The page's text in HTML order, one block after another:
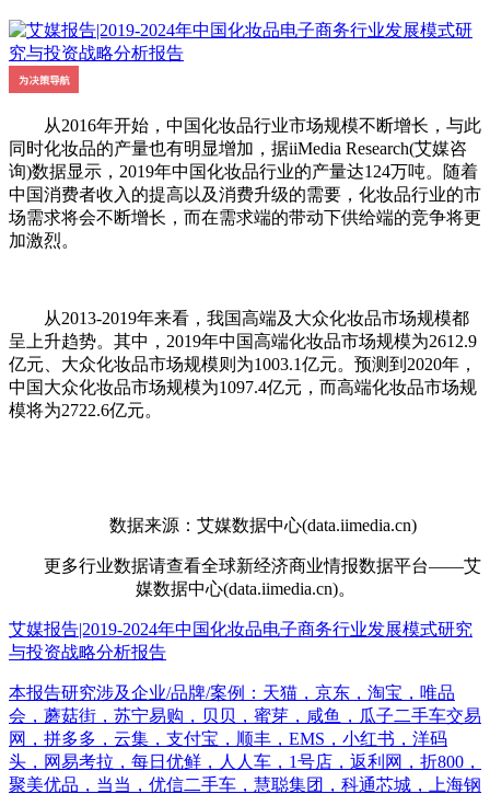
从2016年开始，中国化妆品行业市场规模不断增长，与此
同时化妆品的产量也有明显增加，据iiMedia Research(艾媒咨
询)数据显示，2019年中国化妆品行业的产量达124万吨。随着
中国消费者收入的提高以及消费升级的需要，化妆品行业的市
场需求将会不断增长，而在需求端的带动下供给端的竞争将更
加激烈。
从2013-2019年来看，我国高端及大众化妆品市场规模都
呈上升趋势。其中，2019年中国高端化妆品市场规模为2612.9
亿元、大众化妆品市场规模则为1003.1亿元。预测到2020年，
中国大众化妆品市场规模为1097.4亿元，而高端化妆品市场规
模将为2722.6亿元。
数据来源：艾媒数据中心(data.iimedia.cn)
更多行业数据请查看全球新经济商业情报数据平台——艾
媒数据中心(data.iimedia.cn)。
艾媒报告|2019-2024年中国化妆品电子商务行业发展模式研究
与投资战略分析报告
本报告研究涉及企业/品牌/案例：天猫，京东，淘宝，唯品
会，蘑菇街，苏宁易购，贝贝，蜜芽，咸鱼，瓜子二手车交易
网，拼多多，云集，支付宝，顺丰，EMS，小红书，洋码
头，网易考拉，每日优鲜，人人车，1号店，返利网，折800，
聚美优品，当当，优信二手车，慧聪集团，科通芯城，上海钢